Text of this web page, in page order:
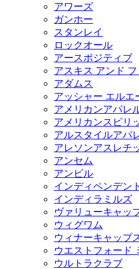
アワーズ
ガンホー
スタンレイ
ロックオール
アースポジティブ
アスキス アンド
アダムス
アッシャー エルエ
アメリカンアパレ
アメリカンスピリ
アルスタイルアパ
アレソンアスレチ
アンセム
アンビル
インディペンデン
インディラミルズ
ヴァリューキャッ
ウィグワム
ウィナーキャップ
ウエストフォード
ウルトラクラブ